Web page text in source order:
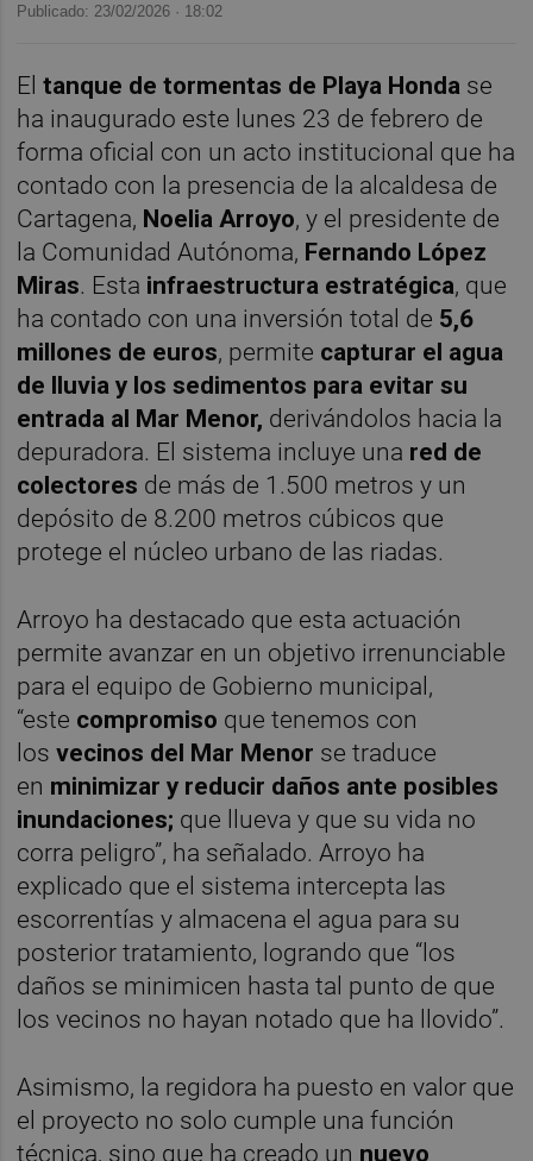
Publicado: 23/02/2026 · 18:02
Eltanque de tormentas de Playa Honda se
ha inaugurado este lunes 23 de febrero de
forma oficial con un acto institucional que ha
contado con la presencia de la alcaldesa de
Cartagena, Noelia Arroyo, y el presidente de
la Comunidad Autónoma, Fernando López
Miras. Esta infraestructura estratégica, que
ha contado con una inversión total de 5,6
millones de euros, permite capturar el agua
de lluvia y los sedimentos para evitar su
entrada al Mar Menor, derivándolos hacia la
depuradora. El sistema incluye una red de
colectores de más de 1.500 metros y un
depósito de 8.200 metros cúbicos que
protege el núcleo urbano de las riadas.
Arroyo ha destacado que esta actuación
permite avanzar en un objetivo irrenunciable
para el equipo de Gobierno municipal,
“este compromiso que tenemos con
los vecinos del Mar Menor se traduce
en minimizar y reducir daños ante posibles
inundaciones; que llueva y que su vida no
corra peligro”, ha señalado. Arroyo ha
explicado que el sistema intercepta las
escorrentías y almacena el agua para su
posterior tratamiento, logrando que “los
daños se minimicen hasta tal punto de que
los vecinos no hayan notado que ha llovido”.
Asimismo, la regidora ha puesto en valor que
el proyecto no solo cumple una función
técnica, sino que ha creado un nuevo